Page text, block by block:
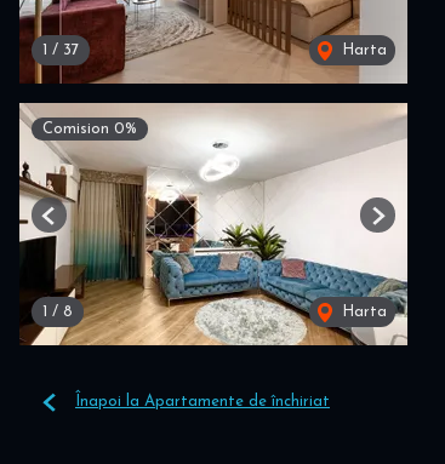
/ 37 Harta
Comision 0%
/ 8 Harta
Previous Next
Înapoi la Apartamente de închiriat